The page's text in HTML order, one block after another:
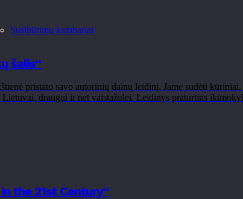
Susibūrimų kambariai
šalis“
pristato savo autorinių dainų leidinį. Jame sudėti
draugui ir net vaistažolei. Leidinys praturtins
the 21st Century“